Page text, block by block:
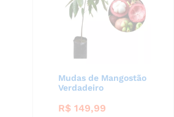
Mudas de Mangostão
Verdadeiro
R$ 149,99